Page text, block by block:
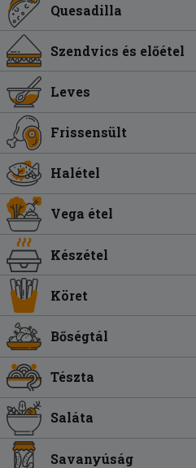
Quesadilla
Szendvics és előétel
Leves
Frissensült
Halétel
Vega étel
Készétel
Köret
Bőségtál
Tészta
Saláta
Savanyúság